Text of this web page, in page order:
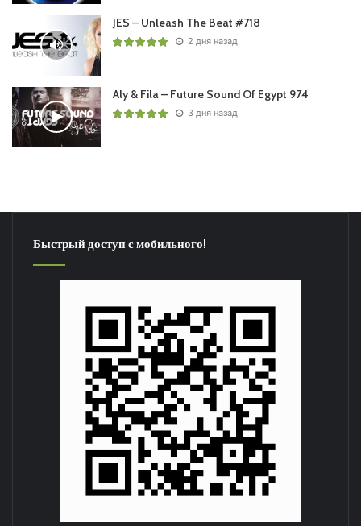
JES – Unleash The Beat #718
2 дня назад
Aly & Fila – Future Sound Of Egypt 974
3 дня назад
Быстрый доступ с мобильного!